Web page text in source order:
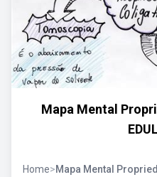
Mapa Mental
Home>Mapa Mental